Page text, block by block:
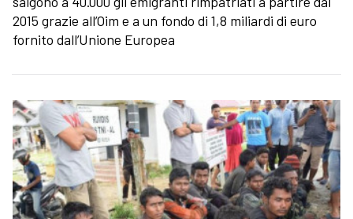
2015 grazie all’Oim e a un fondo di 1,8 miliardi di euro
fornito dall’Unione Europea